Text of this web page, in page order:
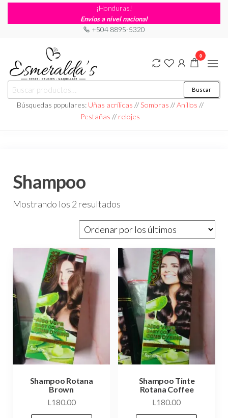
¡Honduras!
Envíos a nivel nacional
+504 8895-5320
Joyería
Esmeraldas
Joyería |
Maquillaje
|
Relojería
Buscar
Búsquedas populares: Uñas acrílicas //Sombras //Anillos //
Pestañas // relojes
0
Shampoo
Mostrando los 2 resultados
Shampoo Rotana
Brown
L180.00
Shampoo Tinte
Rotana Coffee
L180.00